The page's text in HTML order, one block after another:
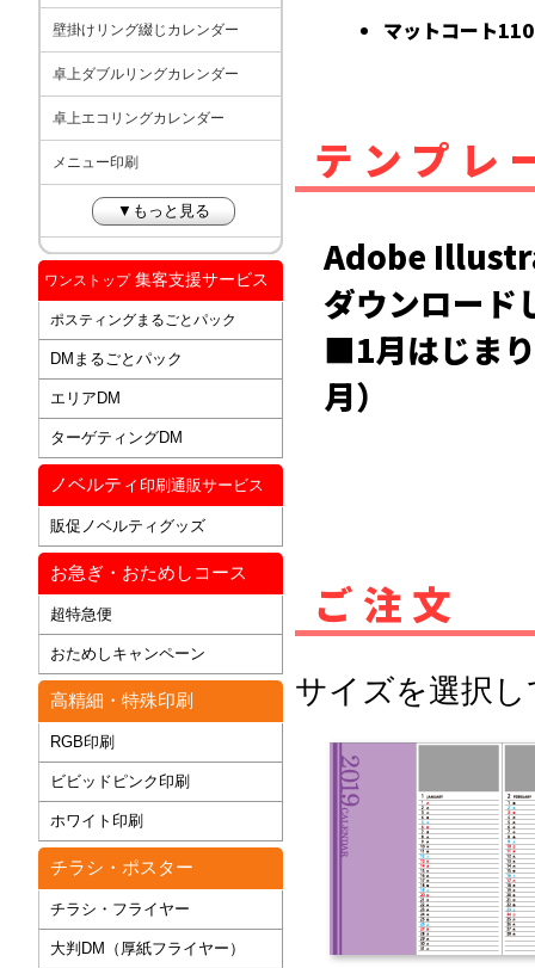
マットコート
テンプレ
Adobe
ダウンロード
■1月はじま
月）
ご注文
サイズを選択
壁掛けリング綴じカレンダー
卓上ダブルリングカレンダー
卓上エコリングカレンダー
メニュー印刷
▼もっと見る
ワンストップ集客支援サービス
ポスティングまるごとパック
DMまるごとパック
エリアDM
ターゲティングDM
ノベルティ 印刷通販サービス
販促ノベルティグッズ
お急ぎ・おためしコース
超特急便
おためしキャンペーン
高精細・特殊印刷
RGB印刷
ビビッドピンク印刷
ホワイト印刷
チラシ・ポスター
チラシ・フライヤー
大判DM（厚紙フライヤー）